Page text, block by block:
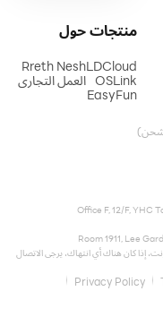
منتجات
LDCloud
OSLink
EasyFun
حول
Rreth Nesh
العمل التجاري
Office F, 12/F, YHC
Room 1911, Lee
إذا كان هناك أي انتهاك، يرجى الاتصال
Privacy Policy